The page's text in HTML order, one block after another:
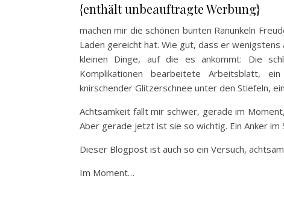
{enthält unbeauftragte Werbung}
machen mir die schönen bunten Ranunkeln
Laden gereicht hat. Wie gut, dass er
kleinen Dinge, auf die es ankommt: Die
Komplikationen bearbeitete Arbeitsblatt,
knirschender Glitzerschnee unter den Stiefeln,
Achtsamkeit fällt mir schwer, gerade im
Aber gerade jetzt ist sie so wichtig. Ein Anker im
Dieser Blogpost ist auch so ein Versuch,
Im Moment…